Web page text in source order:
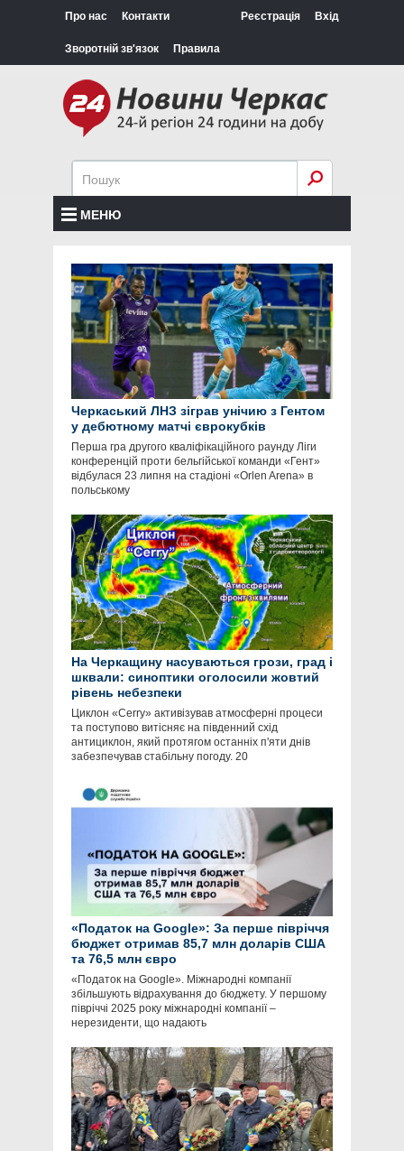
Про нас Контакти
Зворотній зв'язок Правила
Реєстрація Вхід
МЕНЮ
Черкаський ЛНЗ зіграв унічию з Гентом
у дебютному матчі єврокубків
Перша гра другого кваліфікаційного раунду Ліги
конференцій проти бельгійської команди «Гент»
відбулася 23 липня на стадіоні «Orlen Arena» в
польському
На Черкащину насуваються грози, град і
шквали: синоптики оголосили жовтий
рівень небезпеки
Циклон «Cerry» активізував атмосферні процеси
та поступово витісняє на південний схід
антициклон, який протягом останніх п'яти днів
забезпечував стабільну погоду. 20
«Податок на Google»: За перше півріччя
бюджет отримав 85,7 млн доларів США
та 76,5 млн євро
«Податок на Google». Міжнародні компанії
збільшують відрахування до бюджету. У першому
півріччі 2025 року міжнародні компанії –
нерезиденти, що надають